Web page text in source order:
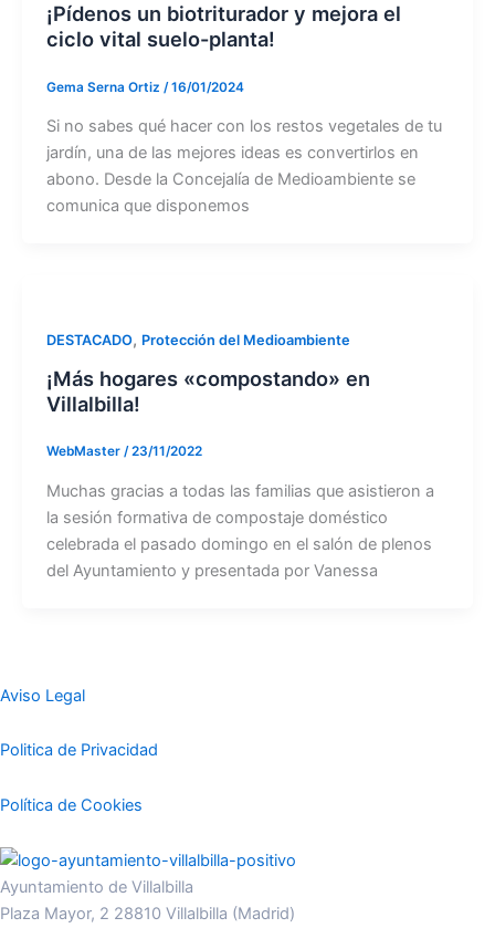
¡Pídenos un biotriturador y mejora el
ciclo vital suelo-planta!
Gema Serna Ortiz /16/01/2024
Si no sabes qué hacer con los restos vegetales de tu
jardín, una de las mejores ideas es convertirlos en
abono. Desde la Concejalía de Medioambiente se
comunica que disponemos
DESTACADO, Protección del Medioambiente
¡Más hogares «compostando» en
Villalbilla!
WebMaster /23/11/2022
Muchas gracias a todas las familias que asistieron a
la sesión formativa de compostaje doméstico
celebrada el pasado domingo en el salón de plenos
del Ayuntamiento y presentada por Vanessa
Aviso Legal
Politica de Privacidad
Política de Cookies
Ayuntamiento de Villalbilla
Plaza Mayor, 2 28810 Villalbilla (Madrid)